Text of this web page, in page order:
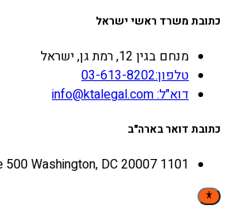
כתובת משרד ראשי ישראל
מנחם בגין 12, רמת גן, ישראל
טלפון:03-613-8202
דוא"ל: info@ktalegal.com
כתובת דואר בארה"ב
1101 30th Street NW Suite 500 Washington, DC 20007